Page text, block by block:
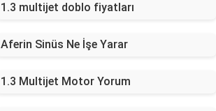
1.3 multijet doblo fiyatları
Aferin Sinüs Ne İşe Yarar
1.3 Multijet Motor Yorum